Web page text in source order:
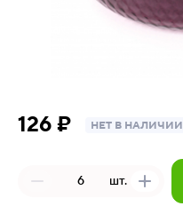
126 ₽ НЕТ В НАЛИЧИИ
шт.